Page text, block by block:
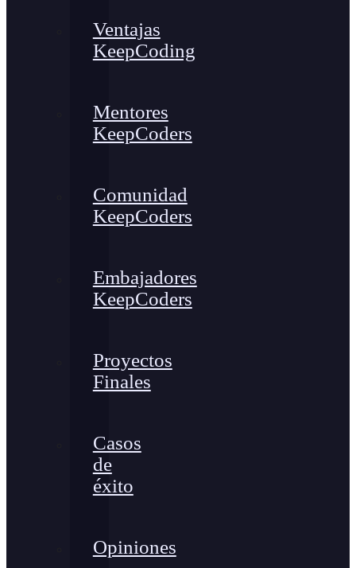
Ventajas
KeepCoding
Mentores
KeepCoders
Comunidad
KeepCoders
Embajadores
KeepCoders
Proyectos
Finales
Casos
de
éxito
Opiniones